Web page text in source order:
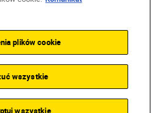
SKIP
plików cookie
wszystkie
wszystkie